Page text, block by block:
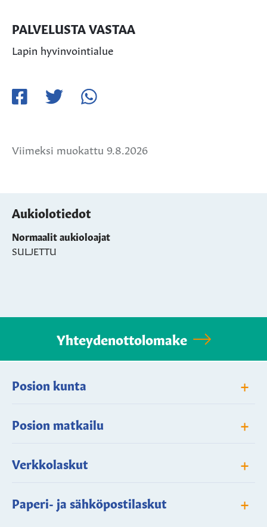
PALVELUSTA VASTAA
Lapin hyvinvointialue
Viimeksi muokattu 9.8.2026
Aukiolotiedot
Normaalit aukioloajat
SULJETTU
Yhteydenottolomake
Posion kunta +
Posion matkailu +
Verkkolaskut +
Paperi- ja sähköpostilaskut +